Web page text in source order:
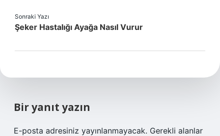
Sonraki Yazı
Şeker Hastalığı Ayağa Nasıl Vurur
Bir yanıt yazın
E-posta adresiniz yayınlanmayacak. Gerekli alanlar